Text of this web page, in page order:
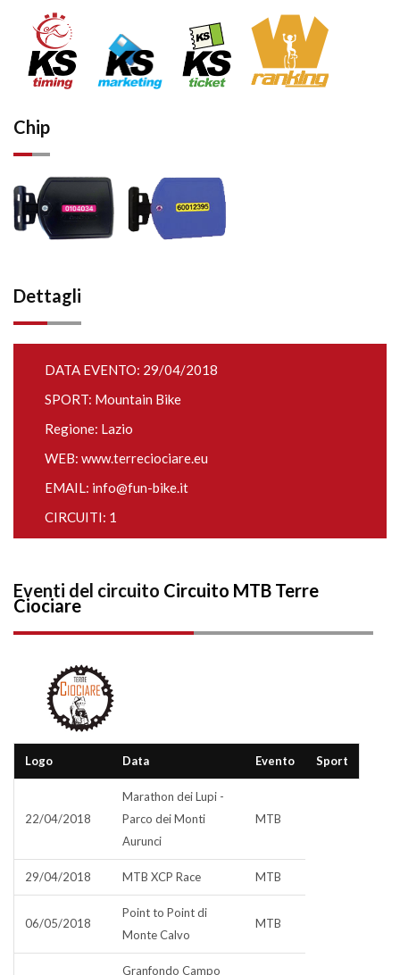
Chip
Dettagli
DATA EVENTO: 29/04/2018
SPORT: Mountain Bike
Regione: Lazio
WEB: www.terreciociare.eu
EMAIL: info@fun-bike.it
CIRCUITI: 1
Eventi del circuito Circuito MTB Terre
Ciociare
Logo Data Evento Sport
22/04/2018
Marathon dei Lupi -
Parco dei Monti
Aurunci
MTB
29/04/2018 MTB XCP Race MTB
06/05/2018
Point to Point di
Monte Calvo
MTB
Granfondo Campo